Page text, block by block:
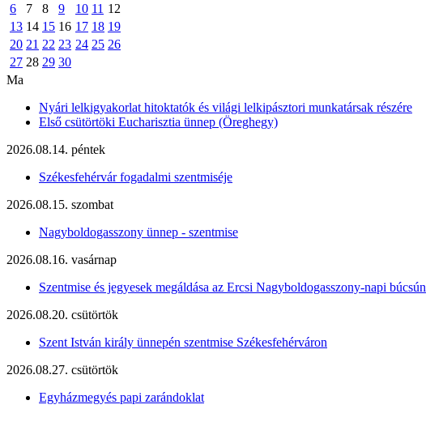
6
7 8 9 10 11 12
13 14 15 16 17 18 19
20 21 22 23 24 25 26
27 28 29 30
Ma
Nyári lelkigyakorlat hitoktatók és világi lelkipásztori munkatársak részére
Első csütörtöki Eucharisztia ünnep (Öreghegy)
2026.08.14. péntek
Székesfehérvár fogadalmi szentmiséje
2026.08.15. szombat
Nagyboldogasszony ünnep - szentmise
2026.08.16. vasárnap
Szentmise és jegyesek megáldása az Ercsi Nagyboldogasszony-napi búcsún
2026.08.20. csütörtök
Szent István király ünnepén szentmise Székesfehérváron
2026.08.27. csütörtök
Egyházmegyés papi zarándoklat